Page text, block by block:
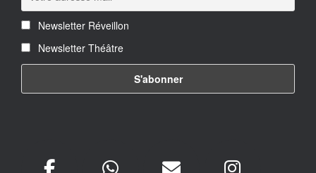
Newsletter Réveillon
Newsletter Théâtre